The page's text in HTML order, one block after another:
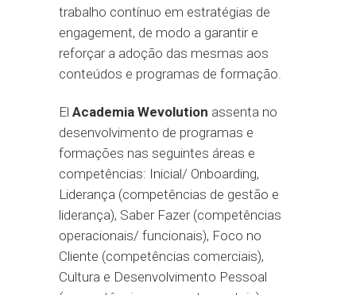
trabalho contínuo em estratégias de
engagement, de modo a garantir e
reforçar a adoção das mesmas aos
conteúdos e programas de formação.
El Academia Wevolution assenta no
desenvolvimento de programas e
formações nas seguintes áreas e
competências: Inicial/ Onboarding,
Liderança (competências de gestão e
liderança), Saber Fazer (competências
operacionais/ funcionais), Foco no
Cliente (competências comerciais),
Cultura e Desenvolvimento Pessoal